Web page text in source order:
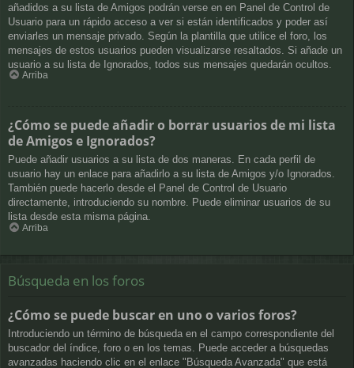
añadidos a su lista de Amigos podrán verse en en Panel de Control de
Usuario para un rápido acceso a ver si están identificados y poder así
enviarles un mensaje privado. Según la plantilla que utilice el foro, los
mensajes de estos usuarios pueden visualizarse resaltados. Si añade un
usuario a su lista de Ignorados, todos sus mensajes quedarán ocultos.
Arriba
¿Cómo se puede añadir o borrar usuarios de mi lista
de Amigos e Ignorados?
Puede añadir usuarios a su lista de dos maneras. En cada perfil de
usuario hay un enlace para añadirlo a su lista de Amigos y/o Ignorados.
También puede hacerlo desde el Panel de Control de Usuario
directamente, introduciendo su nombre. Puede eliminar usuarios de su
lista desde esta misma página.
Arriba
Búsqueda en los foros
¿Cómo se puede buscar en uno o varios foros?
Introduciendo un término de búsqueda en el campo correspondiente del
buscador del índice, foro o en los temas. Puede acceder a búsquedas
avanzadas haciendo clic en el enlace "Búsqueda Avanzada" que está